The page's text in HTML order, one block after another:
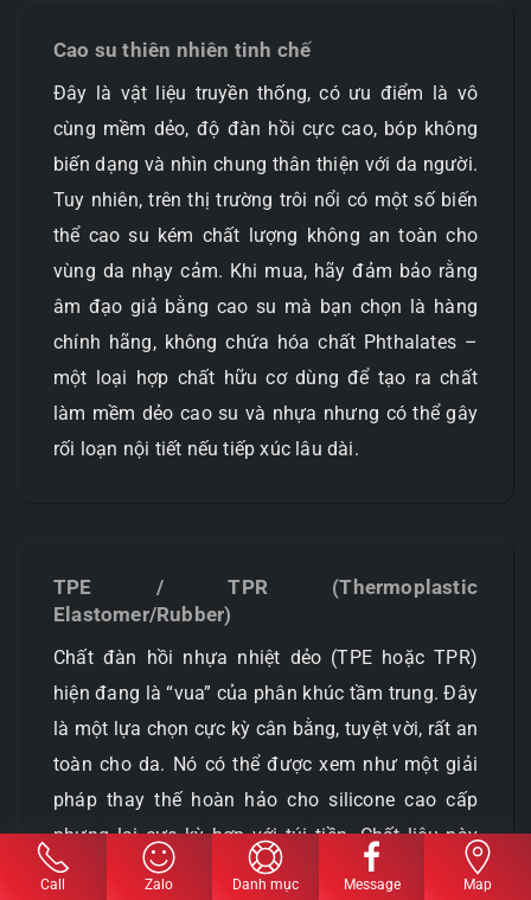
Cao su thiên nhiên tinh chế
Đây là vật liệu truyền thống, có ưu điểm là vô
cùng mềm dẻo, độ đàn hồi cực cao, bóp không
biến dạng và nhìn chung thân thiện với da người.
Tuy nhiên, trên thị trường trôi nổi có một số biến
thể cao su kém chất lượng không an toàn cho
vùng da nhạy cảm. Khi mua, hãy đảm bảo rằng
âm đạo giả bằng cao su mà bạn chọn là hàng
chính hãng, không chứa hóa chất Phthalates –
một loại hợp chất hữu cơ dùng để tạo ra chất
làm mềm dẻo cao su và nhựa nhưng có thể gây
rối loạn nội tiết nếu tiếp xúc lâu dài.
TPE / TPR (Thermoplastic
Elastomer/Rubber)
Chất đàn hồi nhựa nhiệt dẻo (TPE hoặc TPR)
hiện đang là “vua” của phân khúc tầm trung. Đây
là một lựa chọn cực kỳ cân bằng, tuyệt vời, rất an
toàn cho da. Nó có thể được xem như một giải
pháp thay thế hoàn hảo cho silicone cao cấp
nhưng lại cực kỳ hợp với túi tiền. Chất liệu này
rất linh hoạt, mềm dẻo đáng kinh ngạc, mô
Call Zalo Danh mục Message Map